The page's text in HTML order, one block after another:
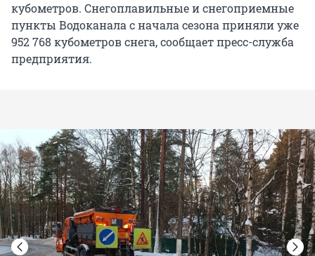
кубометров. Снегоплавильные и снегоприемные
пункты Водоканала с начала сезона приняли уже
952 768 кубометров снега, сообщает пресс-служба
предприятия.